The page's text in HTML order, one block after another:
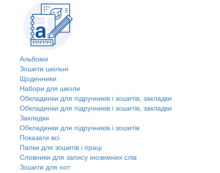
Альбоми
Зошити шкільні
Щоденники
Набори для школи
Обкладинки для підручників і зошитів, закладки
Обкладинки для підручників і зошитів, закладки
Закладки
Обкладинки для підручників і зошитів
Показати всі
Папки для зошитів і праці
Словники для запису іноземних слів
Зошити для нот